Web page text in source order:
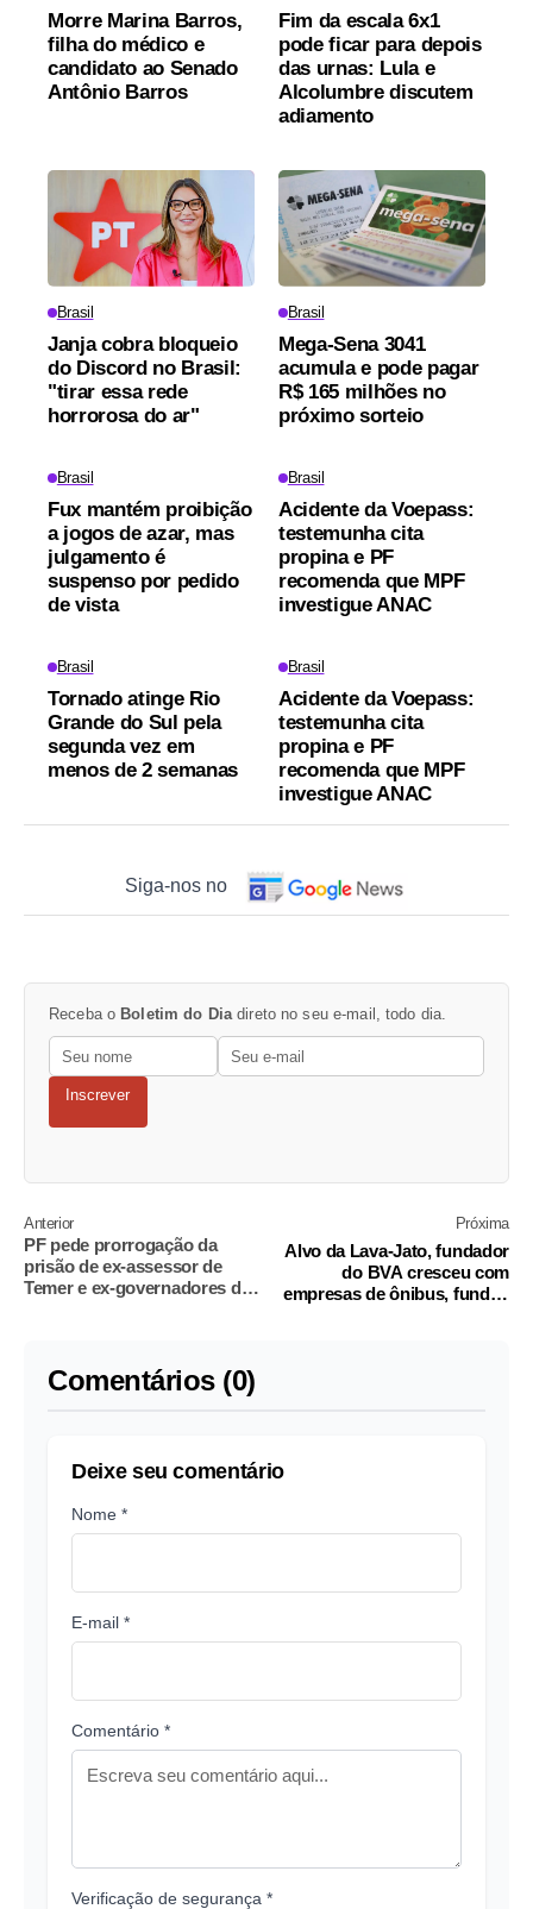
Morre Marina Barros,
filha do médico e
candidato ao Senado
Antônio Barros
Fim da escala 6x1
pode ficar para depois
das urnas: Lula e
Alcolumbre discutem
adiamento
Brasil
Janja cobra bloqueio
do Discord no Brasil:
"tirar essa rede
horrorosa do ar"
Brasil
Mega-Sena 3041
acumula e pode pagar
R$ 165 milhões no
próximo sorteio
Brasil
Fux mantém proibição
a jogos de azar, mas
julgamento é
suspenso por pedido
de vista
Brasil
Acidente da Voepass:
testemunha cita
propina e PF
recomenda que MPF
investigue ANAC
Brasil
Tornado atinge Rio
Grande do Sul pela
segunda vez em
menos de 2 semanas
Brasil
Acidente da Voepass:
testemunha cita
propina e PF
recomenda que MPF
investigue ANAC
Siga-nos no
Receba o Boletim do Dia direto no seu e-mail, todo dia.
Inscrever
Anterior
PF pede prorrogação da
prisão de ex-assessor de
Temer e ex-governadores do
Próxima
Alvo da Lava-Jato, fundador
do BVA cresceu com
empresas de ônibus, fundos
Comentários (0)
Deixe seu comentário
Nome *
E-mail *
Comentário *
Verificação de segurança *